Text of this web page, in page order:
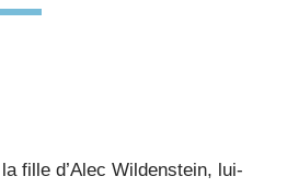
fille d’Alec Wildenstein, lui-